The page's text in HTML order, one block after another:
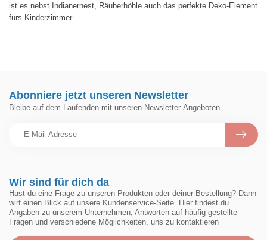
ist es nebst Indianernest, Räuberhöhle auch das perfekte Deko-Element
fürs Kinderzimmer.
Wir sind für dich da
Hast du eine Frage zu unseren Produkten oder deiner Bestellung? Dann
wirf einen Blick auf unsere Kundenservice-Seite. Hier findest du
Angaben zu unserem Unternehmen, Antworten auf häufig gestellte
Fragen und verschiedene Möglichkeiten, uns zu kontaktieren
Abonniere jetzt unseren Newsletter
Bleibe auf dem Laufenden mit unseren Newsletter-Angeboten